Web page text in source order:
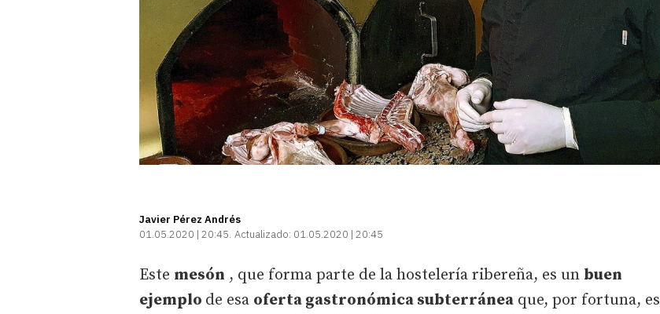
Javier Pérez Andrés
01.05.2020 | 20:45 Actualizado: 01.05.2020 | 20:45
Este mesón , que forma parte de la hostelería ribereña, es un buen
ejemplo de esa oferta gastronómica subterránea que, por fortuna, es